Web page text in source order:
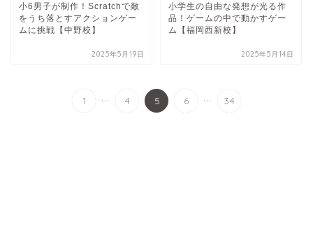
小6男子が制作！Scratchで敵
をうち落とすアクションゲー
ムに挑戦【中野校】
2025年5月19日
小学生の自由な発想が光る作
品！ゲームの中で動かすゲー
ム【福岡西新校】
2025年5月14日
1 ... 4 5 6 ... 34